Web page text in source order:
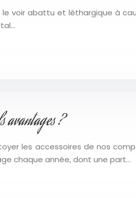
voir abattu et léthargique à
avantages ?
les accessoires de nos
chaque année, dont une part…